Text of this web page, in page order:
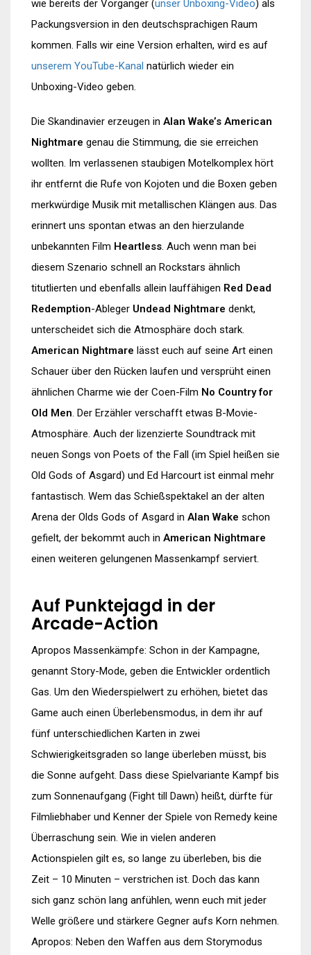
wie bereits der Vorgänger (unser Unboxing-Video) als
Packungsversion in den deutschsprachigen Raum
kommen. Falls wir eine Version erhalten, wird es auf
unserem YouTube-Kanal natürlich wieder ein
Unboxing-Video geben.
Die Skandinavier erzeugen in Alan Wake’s American
Nightmare genau die Stimmung, die sie erreichen
wollten. Im verlassenen staubigen Motelkomplex hört
ihr entfernt die Rufe von Kojoten und die Boxen geben
merkwürdige Musik mit metallischen Klängen aus. Das
erinnert uns spontan etwas an den hierzulande
unbekannten Film Heartless. Auch wenn man bei
diesem Szenario schnell an Rockstars ähnlich
titutlierten und ebenfalls allein lauffähigen Red Dead
Redemption-Ableger Undead Nightmare denkt,
unterscheidet sich die Atmosphäre doch stark.
American Nightmare lässt euch auf seine Art einen
Schauer über den Rücken laufen und versprüht einen
ähnlichen Charme wie der Coen-Film No Country for
Old Men. Der Erzähler verschafft etwas B-Movie-
Atmosphäre. Auch der lizenzierte Soundtrack mit
neuen Songs von Poets of the Fall (im Spiel heißen sie
Old Gods of Asgard) und Ed Harcourt ist einmal mehr
fantastisch. Wem das Schießspektakel an der alten
Arena der Olds Gods of Asgard in Alan Wake schon
gefielt, der bekommt auch in American Nightmare
einen weiteren gelungenen Massenkampf serviert.
Auf Punktejagd in der
Arcade-Action
Apropos Massenkämpfe: Schon in der Kampagne,
genannt Story-Mode, geben die Entwickler ordentlich
Gas. Um den Wiederspielwert zu erhöhen, bietet das
Game auch einen Überlebensmodus, in dem ihr auf
fünf unterschiedlichen Karten in zwei
Schwierigkeitsgraden so lange überleben müsst, bis
die Sonne aufgeht. Dass diese Spielvariante Kampf bis
zum Sonnenaufgang (Fight till Dawn) heißt, dürfte für
Filmliebhaber und Kenner der Spiele von Remedy keine
Überraschung sein. Wie in vielen anderen
Actionspielen gilt es, so lange zu überleben, bis die
Zeit – 10 Minuten – verstrichen ist. Doch das kann
sich ganz schön lang anfühlen, wenn euch mit jeder
Welle größere und stärkere Gegner aufs Korn nehmen.
Apropos: Neben den Waffen aus dem Storymodus